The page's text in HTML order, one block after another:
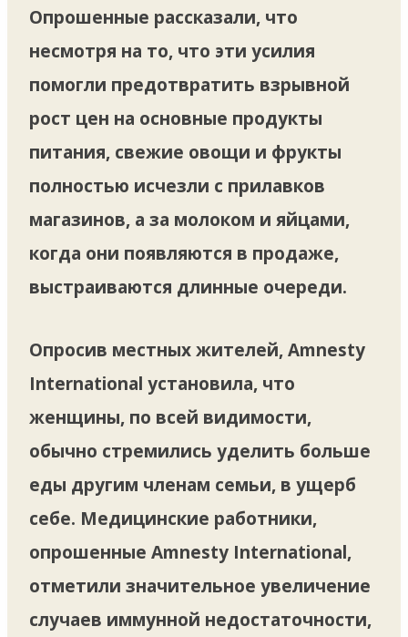
Опрошенные рассказали, что
несмотря на то, что эти усилия
помогли предотвратить взрывной
рост цен на основные продукты
питания, свежие овощи и фрукты
полностью исчезли с прилавков
магазинов, а за молоком и яйцами,
когда они появляются в продаже,
выстраиваются длинные очереди.
Опросив местных жителей, Amnesty
International установила, что
женщины, по всей видимости,
обычно стремились уделить больше
еды другим членам семьи, в ущерб
себе. Медицинские работники,
опрошенные Amnesty International,
отметили значительное увеличение
случаев иммунной недостаточности,